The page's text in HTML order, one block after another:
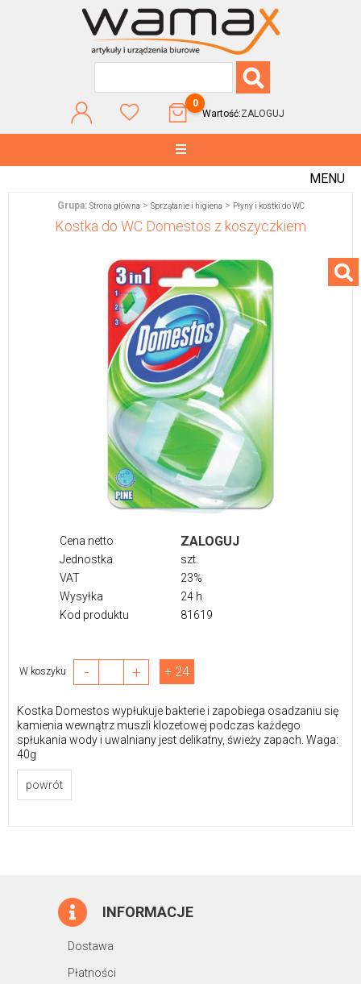
0
Wartość:ZALOGUJ
MENU
Grupa: Strona główna > Sprzątanie i higiena > Płyny i kostki do WC
Kostka do WC Domestos z koszyczkiem
Cena netto ZALOGUJ
Jednostka
szt.
VAT
23%
Wysyłka
24 h
Kod produktu
81619
W koszyku - + + 24
Kostka Domestos wypłukuje bakterie i zapobiega osadzaniu się
kamienia wewnątrz muszli klozetowej podczas każdego
spłukania wody i uwalniany jest delikatny, świeży zapach. Waga:
40g
powrót
INFORMACJE
Dostawa
Płatności